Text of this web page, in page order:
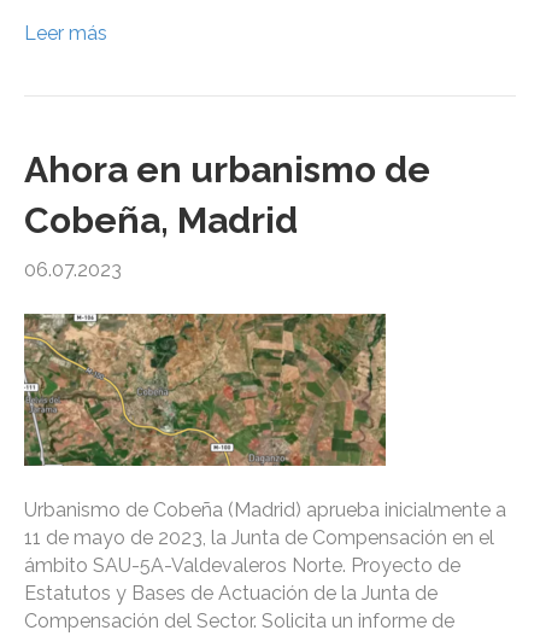
Leer más
Ahora en urbanismo de
Cobeña, Madrid
06.07.2023
Urbanismo de Cobeña (Madrid) aprueba inicialmente a
11 de mayo de 2023, la Junta de Compensación en el
ámbito SAU-5A-Valdevaleros Norte. Proyecto de
Estatutos y Bases de Actuación de la Junta de
Compensación del Sector. Solicita un informe de